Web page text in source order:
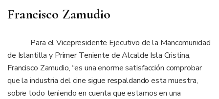
Francisco Zamudio
Para el Vicepresidente Ejecutivo de la Mancomunidad
de Islantilla y Primer Teniente de Alcalde Isla Cristina,
Francisco Zamudio, “es una enorme satisfacción comprobar
que la industria del cine sigue respaldando esta muestra,
sobre todo teniendo en cuenta que estamos en una